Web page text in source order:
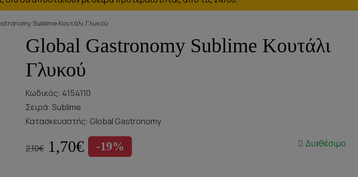
Sublime Κουτάλι Γλυκού
Global Gastronomy Sublime Κουτάλι
Γλυκού
Κωδικός: 4154110
Σειρά: Sublime
Κατασκευαστής: Global Gastronomy
2,10€ 1,70€ -19% Διαθέσιμο